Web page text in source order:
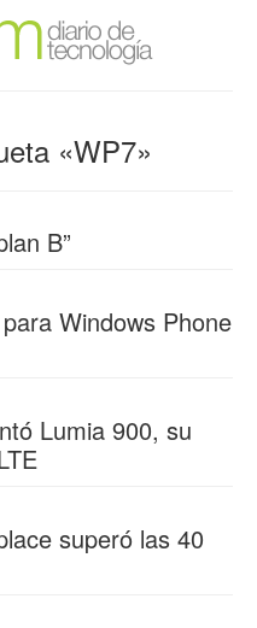
«WP7»
B”
Windows Phone
Lumia 900, su
superó las 40